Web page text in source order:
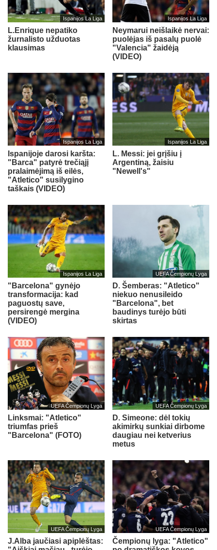
Ispanijos La Liga
L.Enrique nepatiko
žurnalisto užduotas
klausimas
Ispanijos La Liga
Neymarui neišlaikė nervai:
puolėjas iš pasalų puolė
"Valencia" žaidėją
(VIDEO)
Ispanijos La Liga
Ispanijoje darosi karšta:
"Barca" patyrė trečiąjį
pralaimėjimą iš eilės,
"Atletico" susilygino
taškais (VIDEO)
Ispanijos La Liga
L. Messi: jei grįšiu į
Argentiną, žaisiu
"Newell's"
Ispanijos La Liga
"Barcelona" gynėjo
transformacija: kad
paguostų save,
persirengė mergina
(VIDEO)
UEFA Čempionų Lyga
D. Šemberas: "Atletico"
niekuo nenusileido
"Barcelona", bet
baudinys turėjo būti
skirtas
UEFA Čempionų Lyga
Linksmai: "Atletico"
triumfas prieš
"Barcelona" (FOTO)
UEFA Čempionų Lyga
D. Simeone: dėl tokių
akimirkų sunkiai dirbome
daugiau nei ketverius
metus
UEFA Čempionų Lyga
J.Alba jaučiasi apiplėštas:
UEFA Čempionų Lyga
Čempionų lyga: "Atletico"